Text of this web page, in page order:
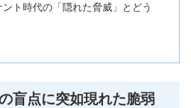
ト時代の「隠れた脅威」とどう
盲点に突如現れた脆弱